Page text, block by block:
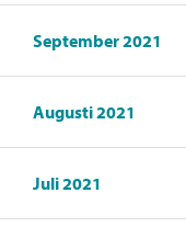
September 2021
Augusti 2021
Juli 2021